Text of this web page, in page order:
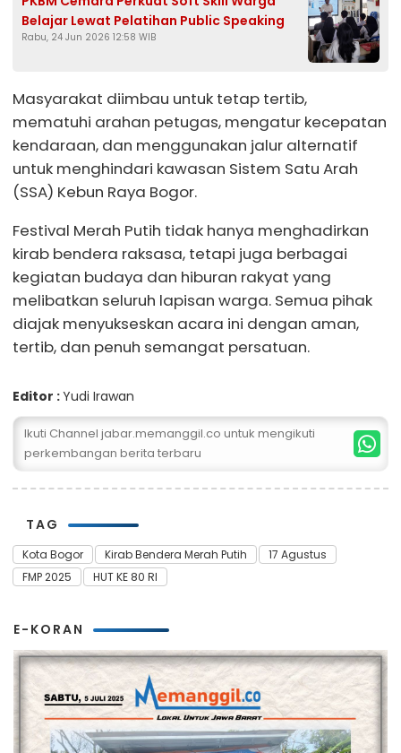
Belajar Lewat Pelatihan Public Speaking
Rabu, 24 Jun 2026 12:58 WIB
Masyarakat diimbau untuk tetap tertib,
mematuhi arahan petugas, mengatur kecepatan
kendaraan, dan menggunakan jalur alternatif
untuk menghindari kawasan Sistem Satu Arah
(SSA) Kebun Raya Bogor.
Festival Merah Putih tidak hanya menghadirkan
kirab bendera raksasa, tetapi juga berbagai
kegiatan budaya dan hiburan rakyat yang
melibatkan seluruh lapisan warga. Semua pihak
diajak menyukseskan acara ini dengan aman,
tertib, dan penuh semangat persatuan.
Editor :Yudi Irawan
Ikuti Channel jabar.memanggil.co untuk mengikuti
perkembangan berita terbaru
TAG
Kota Bogor Kirab Bendera Merah Putih
17 Agustus
FMP 2025
HUT KE 80 RI
E-KORAN